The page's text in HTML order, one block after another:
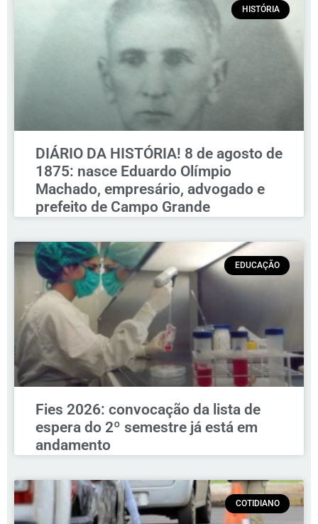
HISTÓRIA
DIÁRIO DA HISTÓRIA! 8 de agosto de
1875: nasce Eduardo Olímpio
Machado, empresário, advogado e
prefeito de Campo Grande
EDUCAÇÃO
Fies 2026: convocação da lista de
espera do 2º semestre já está em
andamento
COTIDIANO